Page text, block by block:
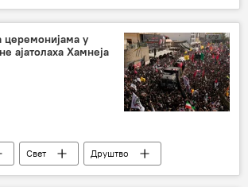
у
ајатолаха Хамнеја
Свет Друштво